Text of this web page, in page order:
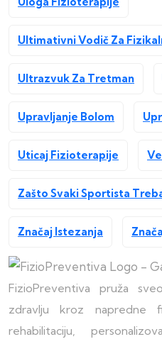
Ultimativni Vodič Za
Ultrazvuk Za Tretman
Upravljanje Bolom
Uticaj Fizioterapije
Zašto Svaki Sportista
Značaj Istezanja
FizioPreventiva pruža
zdravlju kroz napredne
rehabilitaciju,